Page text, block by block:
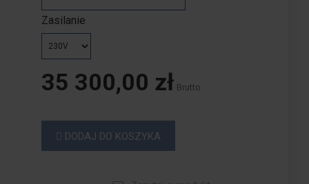
Zasilanie
35 300,00 zł Brutto
DODAJ DO KOSZYKA